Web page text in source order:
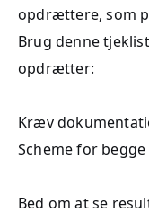
opdrættere, som
Brug denne
opdrætter:
Kræv
Scheme for
Bed om at se